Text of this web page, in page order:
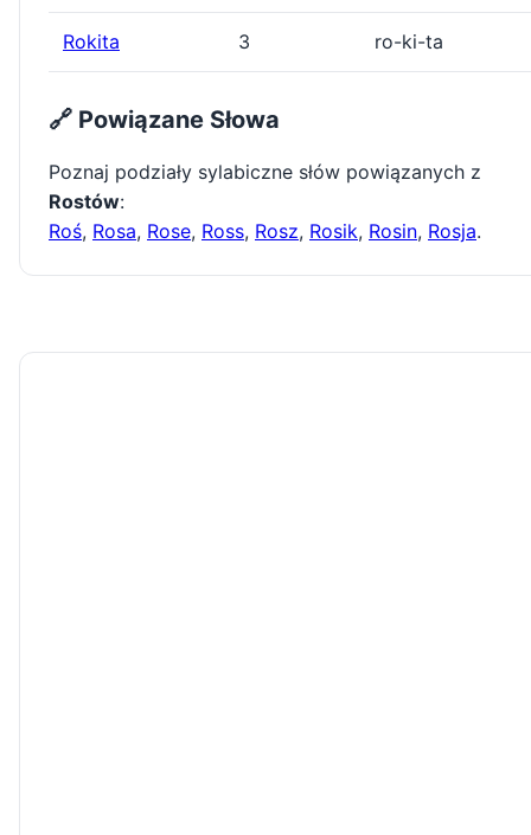
Rokita 3 ro-ki-ta
🔗 Powiązane Słowa
Poznaj podziały sylabiczne słów powiązanych z
Rostów:
Roś, Rosa, Rose, Ross, Rosz, Rosik, Rosin, Rosja.